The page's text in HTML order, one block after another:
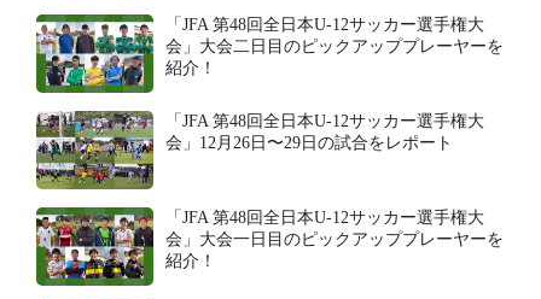
「JFA 第48回全日本U-12サッカー選手権大
会」大会二日目のピックアッププレーヤーを
紹介！
「JFA 第48回全日本U-12サッカー選手権大
会」12月26日〜29日の試合をレポート
「JFA 第48回全日本U-12サッカー選手権大
会」大会一日目のピックアッププレーヤーを
紹介！